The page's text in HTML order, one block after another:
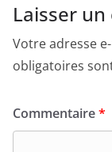
Laisser
Votre adresse
obligatoires
Commentaire*